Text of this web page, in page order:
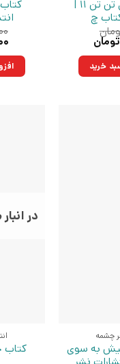
کتاب ماجراهای تن تن 11 |
چ
تومان
۵۰۰,۵۰۰تومان.خرید
چشمه
به سوی
در
کتاب